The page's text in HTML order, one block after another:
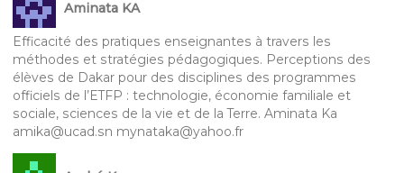
Aminata KA
Efficacité des pratiques enseignantes à travers les
méthodes et stratégies pédagogiques. Perceptions des
élèves de Dakar pour des disciplines des programmes
officiels de l’ETFP : technologie, économie familiale et
sociale, sciences de la vie et de la Terre. Aminata Ka
amika@ucad.sn mynataka@yahoo.fr